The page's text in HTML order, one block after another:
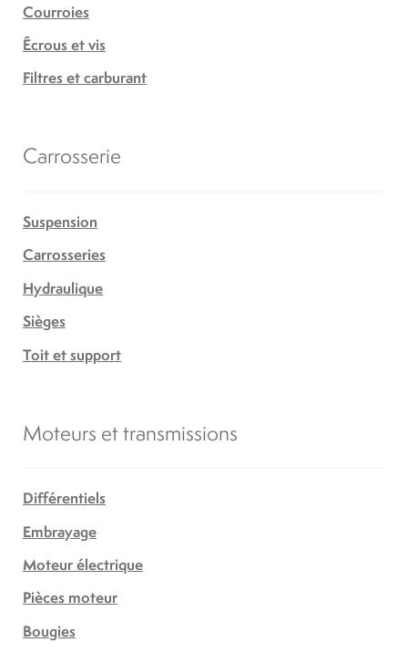
Courroies
Écrous et vis
Filtres et carburant
Carrosserie
Suspension
Carrosseries
Hydraulique
Sièges
Toit et support
Moteurs et transmissions
Différentiels
Embrayage
Moteur électrique
Pièces moteur
Bougies